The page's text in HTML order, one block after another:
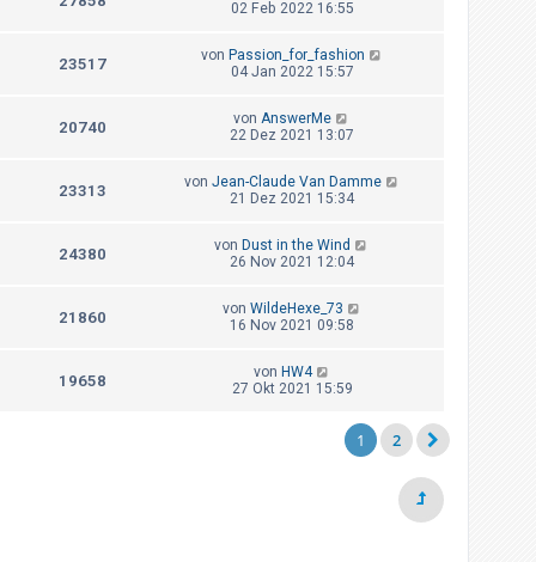
02 Feb 2022 16:55
23517 von Passion_for_fashion
04 Jan 2022 15:57
20740 vonAnswerMe
22 Dez 2021 13:07
23313 von Jean-Claude Van Damme
21 Dez 2021 15:34
24380 von Dust in the Wind
26 Nov 2021 12:04
21860 von WildeHexe_73
16 Nov 2021 09:58
19658 von HW4
27 Okt 2021 15:59
1 2